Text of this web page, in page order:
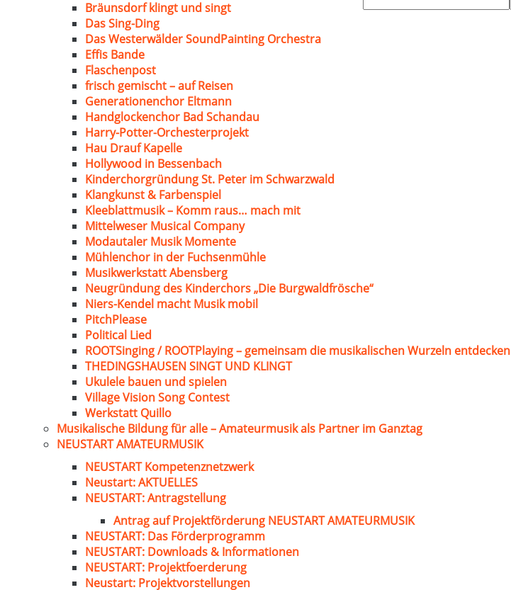
nach:
Bräunsdorf klingt und singt
Das Sing-Ding
Das Westerwälder SoundPainting Orchestra
Effis Bande
Flaschenpost
frisch gemischt – auf Reisen
Generationenchor Eltmann
Handglockenchor Bad Schandau
Harry-Potter-Orchesterprojekt
Hau Drauf Kapelle
Hollywood in Bessenbach
Kinderchorgründung St. Peter im Schwarzwald
Klangkunst & Farbenspiel
Kleeblattmusik – Komm raus… mach mit
Mittelweser Musical Company
Modautaler Musik Momente
Mühlenchor in der Fuchsenmühle
Musikwerkstatt Abensberg
Neugründung des Kinderchors „Die Burgwaldfrösche“
Niers-Kendel macht Musik mobil
PitchPlease
Political Lied
ROOTSinging / ROOTPlaying – gemeinsam die musikalischen Wurzeln entdecken
THEDINGSHAUSEN SINGT UND KLINGT
Ukulele bauen und spielen
Village Vision Song Contest
Werkstatt Quillo
Musikalische Bildung für alle – Amateurmusik als Partner im Ganztag
NEUSTART AMATEURMUSIK
NEUSTART Kompetenznetzwerk
Neustart: AKTUELLES
NEUSTART: Antragstellung
Antrag auf Projektförderung NEUSTART AMATEURMUSIK
NEUSTART: Das Förderprogramm
NEUSTART: Downloads & Informationen
NEUSTART: Projektfoerderung
Neustart: Projektvorstellungen